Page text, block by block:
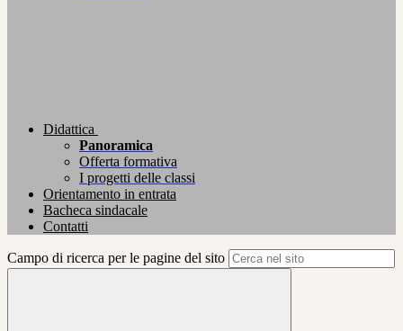
Didattica
Panoramica
Offerta formativa
I progetti delle classi
Orientamento in entrata
Bacheca sindacale
Contatti
Campo di ricerca per le pagine del sito